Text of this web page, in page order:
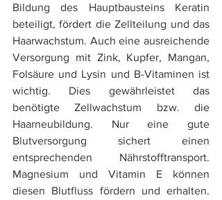
Bildung des Hauptbausteins Keratin
beteiligt, fördert die Zellteilung und das
Haarwachstum. Auch eine ausreichende
Versorgung mit Zink, Kupfer, Mangan,
Folsäure und Lysin und B-Vitaminen ist
wichtig. Dies gewährleistet das
benötigte Zellwachstum bzw. die
Haarneubildung. Nur eine gute
Blutversorgung sichert einen
entsprechenden Nährstofftransport.
Magnesium und Vitamin E können
diesen Blutfluss fördern und erhalten.